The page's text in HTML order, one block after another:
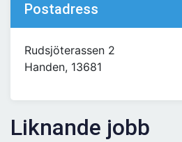
Postadress
Rudsjöterassen 2
Handen, 13681
Liknande jobb